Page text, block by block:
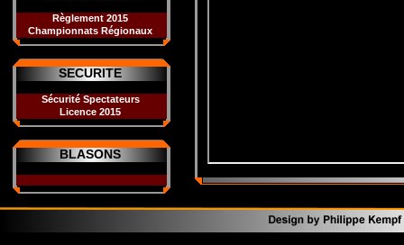
Règlement 2015
Championnats Régionaux
SECURITE
Sécurité Spectateurs
Licence 2015
BLASONS